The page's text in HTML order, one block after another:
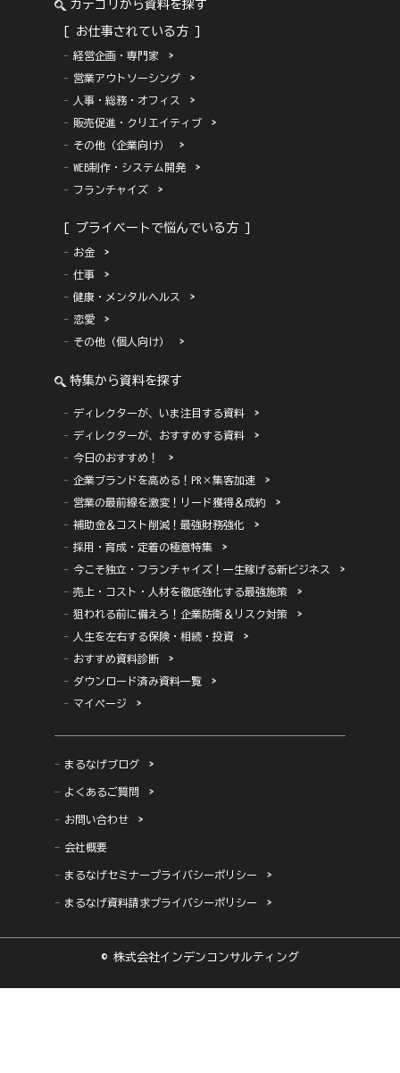
カテゴリから資料を探す
[ お仕事されている方 ]
経営企画・専門家
営業アウトソーシング
人事・総務・オフィス
販売促進・クリエイティブ
その他（企業向け）
WEB制作・システム開発
フランチャイズ
[ プライベートで悩んでいる方 ]
お金
仕事
健康・メンタルヘルス
恋愛
その他（個人向け）
特集から資料を探す
ディレクターが、いま注目する資料
ディレクターが、おすすめする資料
今日のおすすめ！
企業ブランドを高める！PR×集客加速
営業の最前線を激変！リード獲得＆成約
補助金＆コスト削減！最強財務強化
採用・育成・定着の極意特集
今こそ独立・フランチャイズ！一生稼げる新ビジネス
売上・コスト・人材を徹底強化する最強施策
狙われる前に備えろ！企業防衛＆リスク対策
人生を左右する保険・相続・投資
おすすめ資料診断
ダウンロード済み資料一覧
マイページ
まるなげブログ
よくあるご質問
お問い合わせ
会社概要
まるなげセミナープライバシーポリシー
まるなげ資料請求プライバシーポリシー
© 株式会社インデンコンサルティング